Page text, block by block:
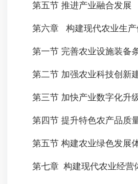
第五节 推进产业融合发展
第六章 构建现代农业生产
第一节 完善农业设施装备
第二节 加强农业科技创新
第三节 加快产业数字化升
第四节 提升特色农产品质
第五节 构建农业绿色发展
第七章 构建现代农业经营